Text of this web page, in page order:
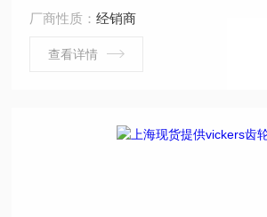
厂商性质：经销商
查看详情